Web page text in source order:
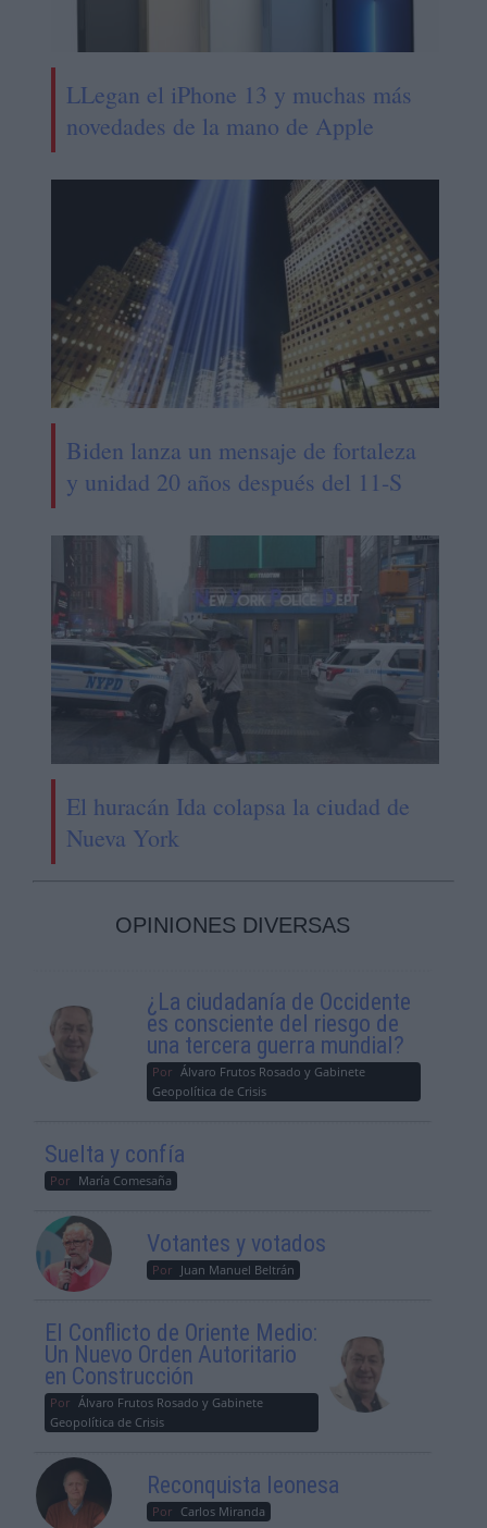
LLegan el iPhone 13 y muchas más
novedades de la mano de Apple
Biden lanza un mensaje de fortaleza
y unidad 20 años después del 11-S
El huracán Ida colapsa la ciudad de
Nueva York
OPINIONES DIVERSAS
¿La ciudadanía de Occidente
es consciente del riesgo de
una tercera guerra mundial?
Por Álvaro Frutos Rosado y Gabinete
Geopolítica de Crisis
Suelta y confía
Por María Comesaña
Votantes y votados
Por Juan Manuel Beltrán
El Conflicto de Oriente Medio:
Un Nuevo Orden Autoritario
en Construcción
Por Álvaro Frutos Rosado y Gabinete
Geopolítica de Crisis
Reconquista leonesa
Por Carlos Miranda